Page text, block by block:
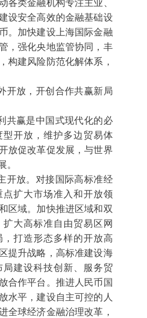
各类金融机构专注主业、
设安全高效的金融基础设
。加快建设上海国际金融
，强化央地监管协同，丰
构建风险防范化解体系，
开放，开创合作共赢新局
共赢是中国式现代化的必
开放，维护多边贸易体
放促改革促发展，与世界
。
开放。对接国际高标准经
扩大市场准入和开放领
区域。加快推进区域和双
大高标准自由贸易区网
打造形态多样的开放高
提升战略，高标准建设海
建设科技创新、服务贸
合作平台。推进人民币国
水平，建设自主可控的人
全球经济金融治理改革，